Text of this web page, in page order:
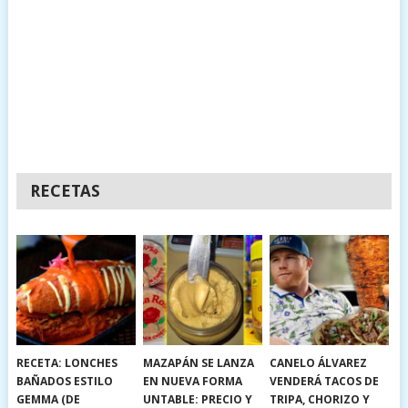
RECETAS
RECETA: LONCHES
BAÑADOS ESTILO
GEMMA (DE
MAZAPÁN SE LANZA
EN NUEVA FORMA
UNTABLE: PRECIO Y
CANELO ÁLVAREZ
VENDERÁ TACOS DE
TRIPA, CHORIZO Y